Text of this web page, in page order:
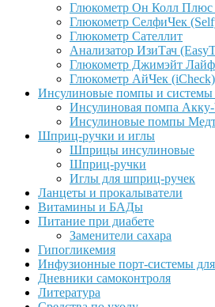
Глюкометр Он Колл Плюс
Глюкометр СелфиЧек
Глюкометр Сателлит
Анализатор ИзиТач
Глюкометр Джимэйт Лайф
Глюкометр АйЧек (iCheck)
Инсулиновые помпы и системы
Инсулиновая помпа
Инсулиновые помпы
Шприц-ручки и иглы
Шприцы инсулиновые
Шприц-ручки
Иглы для шприц-ручек
Ланцеты и прокалыватели
Витамины и БАДы
Питание при диабете
Заменители сахара
Гипогликемия
Инфузионные порт-системы
Дневники самоконтроля
Литература